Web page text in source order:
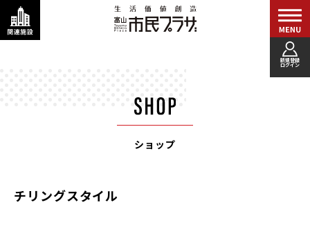
新規登録
ログイン
ショップ
チリングスタイル